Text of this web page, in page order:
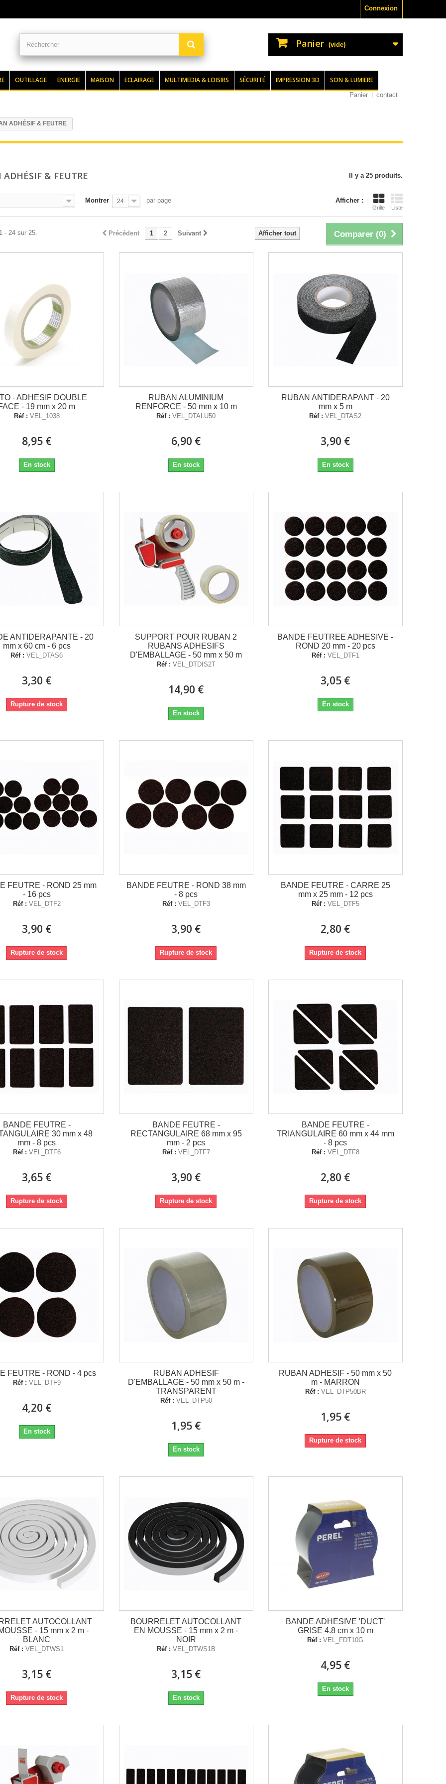
Connexion
Panier (vide)
OUTILLAGE ENERGIE MAISON ECLAIRAGE MULTIMEDIA & LOISIRS SÉCURITÉ IMPRESSION 3D SON & LUMIERE
Panier contact
ADHÉSIF & FEUTRE
ADHÉSIF & FEUTRE Il y a 25 produits.
Afficher :
Grille Liste
Montrer 24 par page
Comparer (0)
Afficher tout
Précédent 1 2 Suivant
- 24 sur 25.
- ADHESIF DOUBLE
- 19 mm x 20 m
Réf : VEL_1038
8,95 €
En stock
RUBAN ALUMINIUM
RENFORCE - 50 mm x 10 m
Réf : VEL_DTALU50
6,90 €
En stock
RUBAN ANTIDERAPANT - 20
mm x 5 m
Réf : VEL_DTAS2
3,90 €
En stock
ANTIDERAPANTE - 20
mm x 60 cm - 6 pcs
Réf : VEL_DTAS6
3,30 €
Rupture de stock
SUPPORT POUR RUBAN 2
RUBANS ADHESIFS
D'EMBALLAGE - 50 mm x 50 m
Réf : VEL_DTDIS2T
14,90 €
En stock
BANDE FEUTREE ADHESIVE -
ROND 20 mm - 20 pcs
Réf : VEL_DTF1
3,05 €
En stock
FEUTRE - ROND 25 mm
- 16 pcs
Réf : VEL_DTF2
3,90 €
Rupture de stock
BANDE FEUTRE - ROND 38 mm
- 8 pcs
Réf : VEL_DTF3
3,90 €
Rupture de stock
BANDE FEUTRE - CARRE 25
mm x 25 mm - 12 pcs
Réf : VEL_DTF5
2,80 €
Rupture de stock
BANDE FEUTRE -
30 mm x 48
mm - 8 pcs
Réf : VEL_DTF6
3,65 €
Rupture de stock
BANDE FEUTRE -
RECTANGULAIRE 68 mm x 95
mm - 2 pcs
Réf : VEL_DTF7
3,90 €
Rupture de stock
BANDE FEUTRE -
TRIANGULAIRE 60 mm x 44 mm
- 8 pcs
Réf : VEL_DTF8
2,80 €
Rupture de stock
FEUTRE - ROND - 4 pcs
Réf : VEL_DTF9
4,20 €
En stock
RUBAN ADHESIF
D'EMBALLAGE - 50 mm x 50 m -
TRANSPARENT
Réf : VEL_DTP50
1,95 €
En stock
RUBAN ADHESIF - 50 mm x 50
m - MARRON
Réf : VEL_DTP50BR
1,95 €
Rupture de stock
AUTOCOLLANT
- 15 mm x 2 m -
BLANC
Réf : VEL_DTWS1
3,15 €
Rupture de stock
BOURRELET AUTOCOLLANT
EN MOUSSE - 15 mm x 2 m -
NOIR
Réf : VEL_DTWS1B
3,15 €
En stock
BANDE ADHESIVE 'DUCT'
GRISE 4.8 cm x 10 m
Réf : VEL_FDT10G
4,95 €
En stock